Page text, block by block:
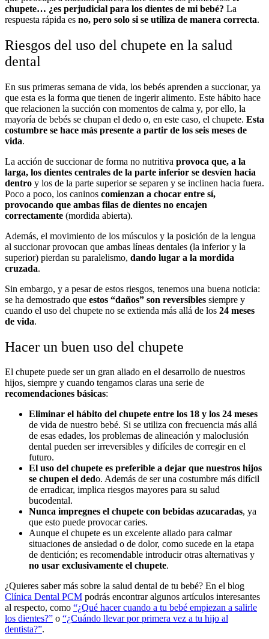
chupete… ¿es perjudicial para los dientes de mi bebé? La
respuesta rápida es no, pero solo si se utiliza de manera correcta.
Riesgos del uso del chupete en la salud
dental
En sus primeras semana de vida, los bebés aprenden a succionar, ya
que esta es la forma que tienen de ingerir alimento. Este hábito hace
que relacionen la succión con momentos de calma y, por ello, la
mayoría de bebés se chupan el dedo o, en este caso, el chupete. Esta
costumbre se hace más presente a partir de los seis meses de
vida.
La acción de succionar de forma no nutritiva provoca que, a la
larga, los dientes centrales de la parte inferior se desvíen hacia
dentro y los de la parte superior se separen y se inclinen hacia fuera.
Poco a poco, los caninos comienzan a chocar entre sí,
provocando que ambas filas de dientes no encajen
correctamente (mordida abierta).
Además, el movimiento de los músculos y la posición de la lengua
al succionar provocan que ambas líneas dentales (la inferior y la
superior) pierdan su paralelismo, dando lugar a la mordida
cruzada.
Sin embargo, y a pesar de estos riesgos, tenemos una buena noticia:
se ha demostrado que estos “daños” son reversibles siempre y
cuando el uso del chupete no se extienda más allá de los 24 meses
de vida.
Hacer un buen uso del chupete
El chupete puede ser un gran aliado en el desarrollo de nuestros
hijos, siempre y cuando tengamos claras una serie de
recomendaciones básicas:
Eliminar el hábito del chupete entre los 18 y los 24 meses
de vida de nuestro bebé. Si se utiliza con frecuencia más allá
de esas edades, los problemas de alineación y maloclusión
dental pueden ser irreversibles y difíciles de corregir en el
futuro.
El uso del chupete es preferible a dejar que nuestros hijos
se chupen el dedo. Además de ser una costumbre más difícil
de erradicar, implica riesgos mayores para su salud
bucodental.
Nunca impregnes el chupete con bebidas azucaradas, ya
que esto puede provocar caries.
Aunque el chupete es un excelente aliado para calmar
situaciones de ansiedad o de dolor, como sucede en la etapa
de dentición; es recomendable introducir otras alternativas y
no usar exclusivamente el chupete.
¿Quieres saber más sobre la salud dental de tu bebé? En el blog
Clínica Dental PCM podrás encontrar algunos artículos interesantes
al respecto, como “¿Qué hacer cuando a tu bebé empiezan a salirle
los dientes?” o “¿Cuándo llevar por primera vez a tu hijo al
dentista?”.